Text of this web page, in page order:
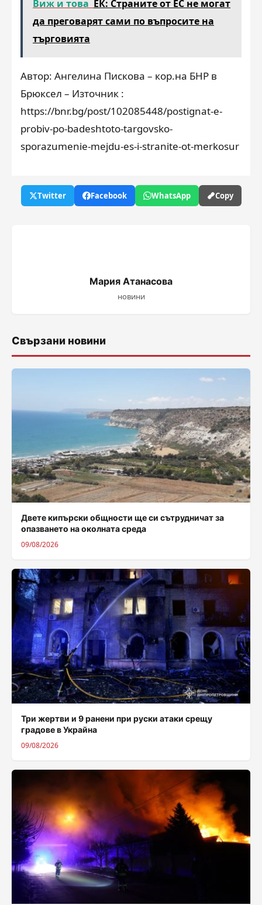
Виж и това ЕК: Страните от ЕС не могат
да преговарят сами по въпросите на
търговията
Автор: Ангелина Пискова – кор.на БНР в
Брюксел – Източник :
https://bnr.bg/post/102085448/postignat-e-
probiv-po-badeshtoto-targovsko-
sporazumenie-mejdu-es-i-stranite-ot-merkosur
Twitter Facebook WhatsApp Copy
Мария Атанасова
новини
Свързани новини
Двете кипърски общности ще си сътрудничат за
опазването на околната среда
09/08/2026
Три жертви и 9 ранени при руски атаки срещу
градове в Украйна
09/08/2026